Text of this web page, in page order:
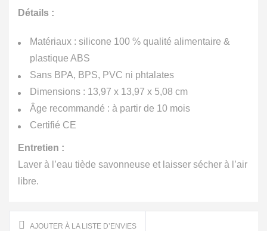
Détails :
Matériaux : silicone 100 % qualité alimentaire &
plastique ABS
Sans BPA, BPS, PVC ni phtalates
Dimensions : 13,97 x 13,97 x 5,08 cm
Âge recommandé : à partir de 10 mois
Certifié CE
Entretien :
Laver à l’eau tiède savonneuse et laisser sécher à l’air
libre.
AJOUTER À LA LISTE D’ENVIES